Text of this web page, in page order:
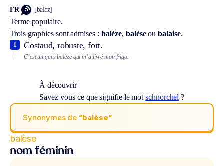
FR [balɛz]
Terme populaire.
Trois graphies sont admises : balèze, balèseoubalaise.
Costaud, robuste, fort.
1
C’est un gars balèze qui m’a livré mon frigo.
À découvrir
Savez-vous ce que signifie le motschnorchel ?
Synonymes de “balèse“
balèse
nom féminin